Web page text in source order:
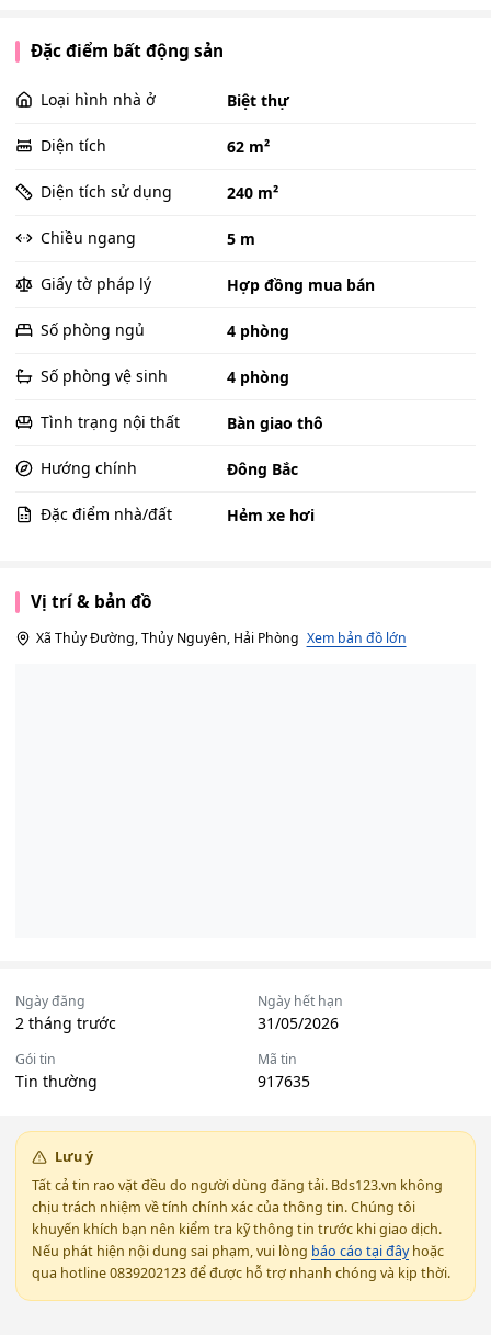
Đặc điểm bất động sản
Loại hình nhà ở Biệt thự
Diện tích 62 m²
Diện tích sử dụng 240 m²
Chiều ngang 5 m
Giấy tờ pháp lý Hợp đồng mua bán
Số phòng ngủ 4 phòng
Số phòng vệ sinh 4 phòng
Tình trạng nội thất Bàn giao thô
Hướng chính Đông Bắc
Đặc điểm nhà/đất Hẻm xe hơi
Vị trí & bản đồ
Xã Thủy Đường, Thủy Nguyên, Hải Phòng Xem bản đồ lớn
Ngày đăng
2 tháng trước
Ngày hết hạn
31/05/2026
Gói tin
Tin thường
Mã tin
917635
Lưu ý
Tất cả tin rao vặt đều do người dùng đăng tải. Bds123.vn không
chịu trách nhiệm về tính chính xác của thông tin. Chúng tôi
khuyến khích bạn nên kiểm tra kỹ thông tin trước khi giao dịch.
Nếu phát hiện nội dung sai phạm, vui lòng báo cáo tại đâyhoặc
qua hotline 0839202123 để được hỗ trợ nhanh chóng và kịp thời.